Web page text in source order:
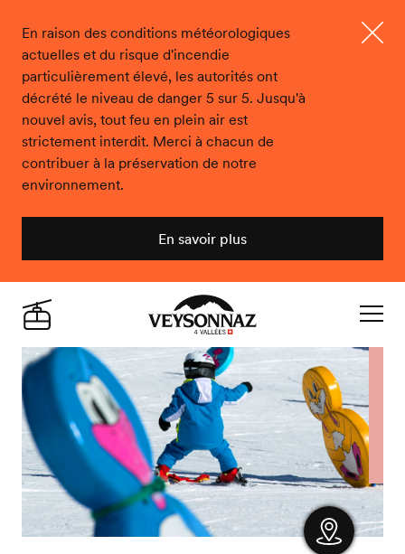
En raison des conditions météorologiques
actuelles et du risque d'incendie
particulièrement élevé, les autorités ont
décrété le niveau de danger 5 sur 5. Jusqu'à
nouvel avis, tout feu en plein air est
strictement interdit. Merci à chacun de
contribuer à la préservation de notre
environnement.
En savoir plus
Veysonnaz
Live